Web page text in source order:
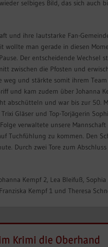
selbiges Bild, das sich auch
und ihre lautstarke Fan-
wollte man gerade in diesen
Der entscheidende Wechsel
zwischen die Pfosten und
weg und stärkte somit ihrem
und kam zudem über Johanna
abschütteln und war bis zur 50.
Gläser und Top-Torjägerin
verwaltete unsere Mannschaft
Tuchfühlung zu kommen. Den
Durch zwei Tore zum
Kempf 2, Lea Bleifuß,
Kempf 1 und Theresa
Krimi die Oberhand